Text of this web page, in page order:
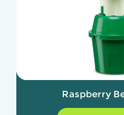
Raspberry